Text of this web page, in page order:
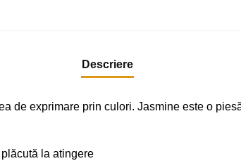
Descriere
de exprimare prin culori. Jasmine este o
la atingere